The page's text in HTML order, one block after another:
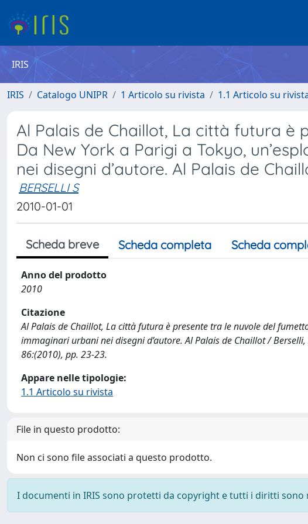
IRIS
IRIS Catalogo UNIPR 1 Articolo su rivista 1.1 Articolo su
Al Palais de Chaillot, La città futura è
Da New York a Parigi a Tokyo,
nei disegni d’autore. Al Palais de
BERSELLI S
2010-01-01
Scheda breve Scheda completa Scheda
Anno del prodotto
2010
Citazione
Al Palais de Chaillot, La città futura è presente tra le nuvole del
immaginari urbani nei disegni d’autore. Al Palais de Chaillot / Berselli,
86:(2010), pp. 23-23.
Appare nelle tipologie:
1.1 Articolo su rivista
File in questo prodotto:
Non ci sono file associati a questo prodotto.
I documenti in IRIS sono protetti da copyright e tutti i diritti sono